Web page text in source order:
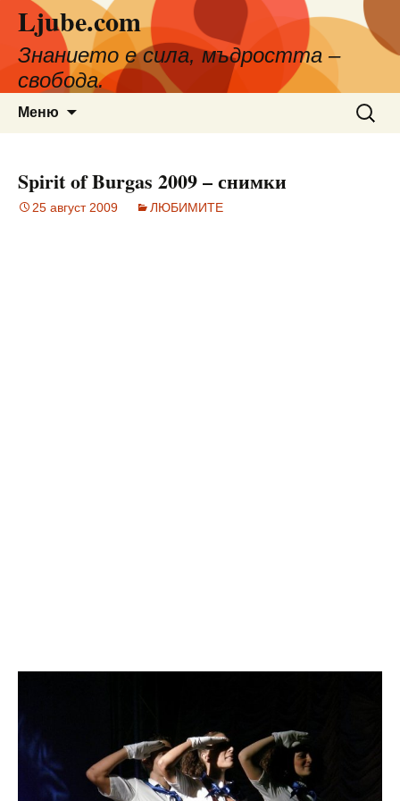
съдържанието
Ljube.com
Знанието е сила, мъдростта –
свобода.
Меню
за:
Spirit of Burgas 2009 – снимки
25 август 2009 ЛЮБИМИТЕ